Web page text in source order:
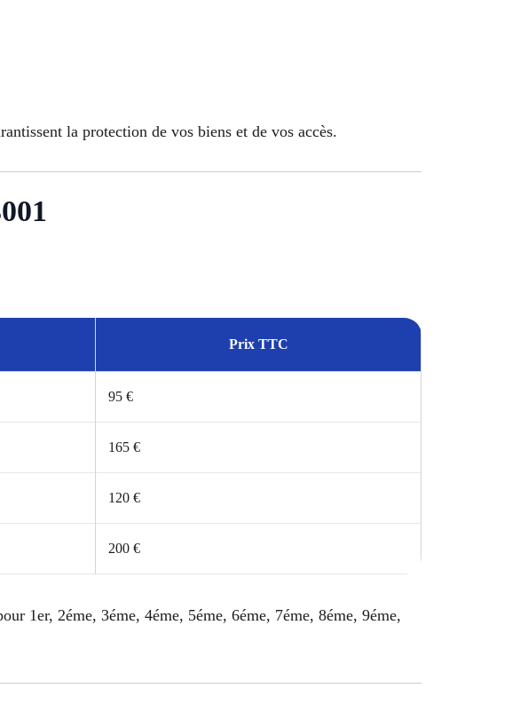
la protection de vos biens et de vos accès.
Prix TTC
95 €
165 €
120 €
200 €
1er, 2éme, 3éme, 4éme, 5éme, 6éme, 7éme, 8éme, 9éme,